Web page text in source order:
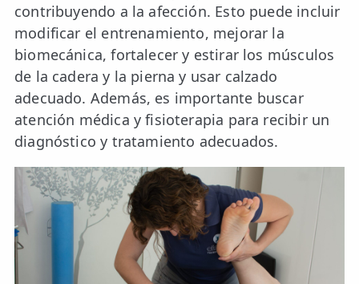
contribuyendo a la afección. Esto puede incluir
modificar el entrenamiento, mejorar la
biomecánica, fortalecer y estirar los músculos
de la cadera y la pierna y usar calzado
adecuado. Además, es importante buscar
atención médica y fisioterapia para recibir un
diagnóstico y tratamiento adecuados.